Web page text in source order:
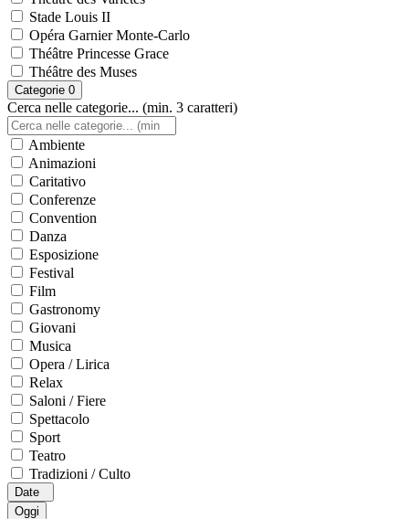
Stade Louis II
Opéra Garnier Monte-Carlo
Théâtre Princesse Grace
Théâtre des Muses
Categorie 0
Cerca nelle categorie... (min. 3 caratteri)
Ambiente
Animazioni
Caritativo
Conferenze
Convention
Danza
Esposizione
Festival
Film
Gastronomy
Giovani
Musica
Opera / Lirica
Relax
Saloni / Fiere
Spettacolo
Sport
Teatro
Tradizioni / Culto
Date
Oggi